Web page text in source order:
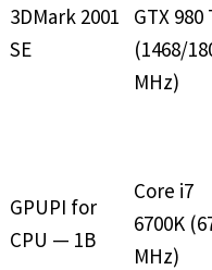
3DMark 2001
SE
GTX 980
(1468/
MHz)
GPUPI for
CPU — 1B
Core i7
6700K
MHz)